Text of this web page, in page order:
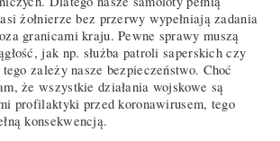
żołnierze bez przerwy wypełniają zadania
granicami kraju. Pewne sprawy muszą
jak np. służba patroli saperskich czy
zależy nasze bezpieczeństwo. Choć
że wszystkie działania wojskowe są
profilaktyki przed koronawirusem, tego
konsekwencją.